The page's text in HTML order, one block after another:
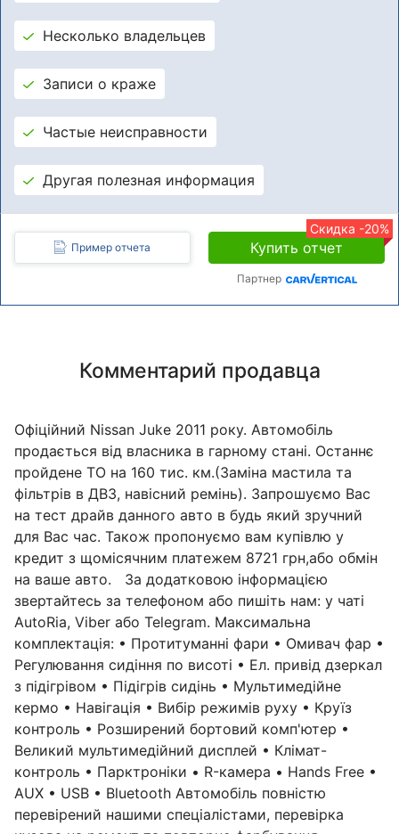
Несколько владельцев
Записи о краже
Частые неисправности
Другая полезная информация
Пример отчета
Скидка -20%
Купить отчет
Партнер
Комментарий продавца
Офіційний Nissan Juke 2011 року. Автомобіль
продається від власника в гарному стані. Останнє
пройдене ТО на 160 тис. км.(Заміна мастила та
фільтрів в ДВЗ, навісний ремінь). Запрошуємо Вас
на тест драйв данного авто в будь який зручний
для Вас час. Також пропонуємо вам купівлю у
кредит з щомісячним платежем 8721 грн,або обмін
на ваше авто. За додатковою інформацією
звертайтесь за телефоном або пишіть нам: у чаті
AutoRia, Viber або Telegram. Максимальна
комплектація: • Протитуманні фари • Омивач фар •
Регулювання сидіння по висоті • Ел. привід дзеркал
з підігрівом • Підігрів сидінь • Мультимедійне
кермо • Навігація • Вибір режимів руху • Круїз
контроль • Розширений бортовий комп'ютер •
Великий мультимедійний дисплей • Клімат-
контроль • Парктроніки • R-камера • Hands Free •
AUX • USB • Bluetooth Автомобіль повністю
перевірений нашими спеціалістами, перевірка